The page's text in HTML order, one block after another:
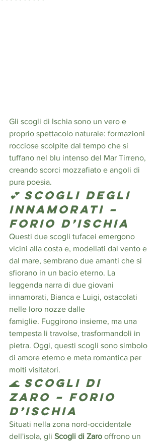
Gli scogli di Ischia sono un vero e
proprio spettacolo naturale: formazioni
rocciose scolpite dal tempo che si
tuffano nel blu intenso del Mar Tirreno,
creando scorci mozzafiato e angoli di
pura poesia.
💕 Scogli degli
Innamorati –
Forio d’Ischia
Questi due scogli tufacei emergono
vicini alla costa e, modellati dal vento e
dal mare, sembrano due amanti che si
sfiorano in un bacio eterno. La
leggenda narra di due giovani
innamorati, Bianca e Luigi, ostacolati
nelle loro nozze dalle
famiglie. Fuggirono insieme, ma una
tempesta li travolse, trasformandoli in
pietra. Oggi, questi scogli sono simbolo
di amore eterno e meta romantica per
molti visitatori.
🌊 Scogli di
Zaro – Forio
d’Ischia
Situati nella zona nord-occidentale
dell'isola, gli Scogli di Zaro offrono un